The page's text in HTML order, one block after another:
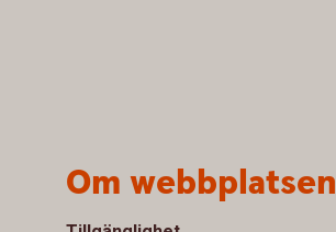
Om webbplatsen